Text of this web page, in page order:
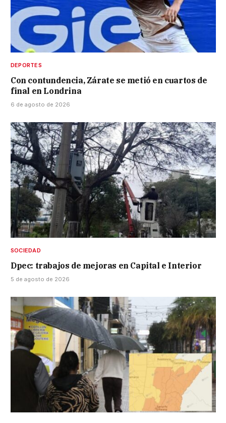
DEPORTES
Con contundencia, Zárate se metió en cuartos de
final en Londrina
6 de agosto de 2026
SOCIEDAD
Dpec: trabajos de mejoras en Capital e Interior
5 de agosto de 2026